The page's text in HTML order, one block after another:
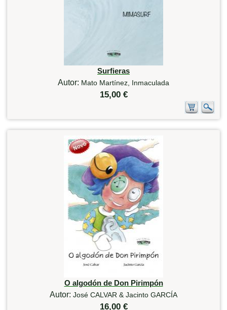
Surfieras
Autor: Mato Martínez, Inmaculada
15,00 €
O algodón de Don Pirimpón
Autor: José CALVAR & Jacinto GARCÍA
16,00 €